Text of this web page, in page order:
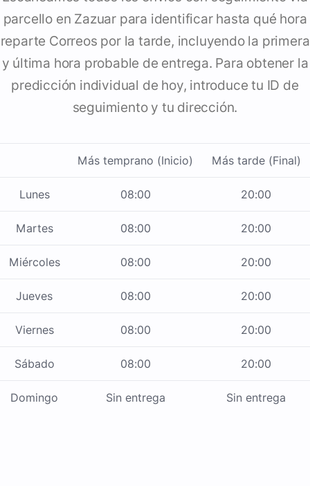
parcello en Zazuar para identificar hasta qué hora
reparte Correos por la tarde, incluyendo la primera
y última hora probable de entrega. Para obtener la
predicción individual de hoy, introduce tu ID de
seguimiento y tu dirección.
Más temprano (Inicio) Más tarde (Final)
Lunes 08:00 20:00
Martes 08:00 20:00
Miércoles 08:00 20:00
Jueves 08:00 20:00
Viernes 08:00 20:00
Sábado 08:00 20:00
Domingo Sin entrega Sin entrega